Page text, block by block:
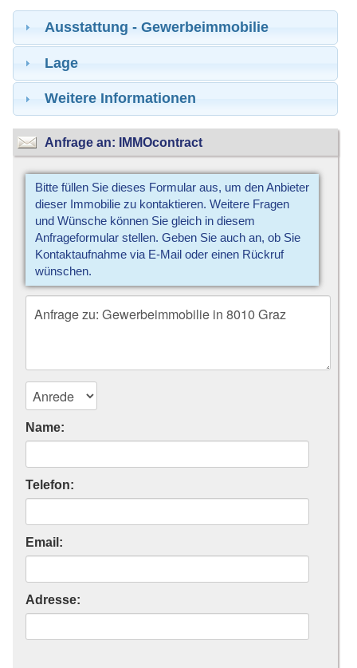
Ausstattung - Gewerbeimmobilie
Lage
Weitere Informationen
Anfrage an: IMMOcontract
Bitte füllen Sie dieses Formular aus, um den Anbieter
dieser Immobilie zu kontaktieren. Weitere Fragen
und Wünsche können Sie gleich in diesem
Anfrageformular stellen. Geben Sie auch an, ob Sie
Kontaktaufnahme via E-Mail oder einen Rückruf
wünschen.
Name:
Telefon:
Email:
Adresse: